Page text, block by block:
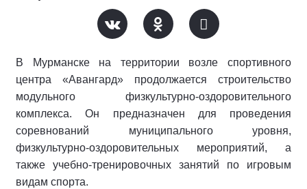
В Мурманске на территории возле спортивного
центра «Авангард» продолжается строительство
модульного физкультурно-оздоровительного
комплекса. Он предназначен для проведения
соревнований муниципального уровня,
физкультурно-оздоровительных мероприятий, а
также учебно-тренировочных занятий по игровым
видам спорта.